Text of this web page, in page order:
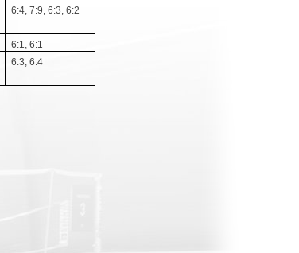
6:4, 7:9, 6:3, 6:2
6:1, 6:1
6:3, 6:4